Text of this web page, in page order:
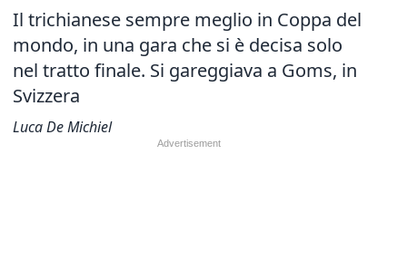
Il trichianese sempre meglio in Coppa del
mondo, in una gara che si è decisa solo
nel tratto finale. Si gareggiava a Goms, in
Svizzera
Luca De Michiel